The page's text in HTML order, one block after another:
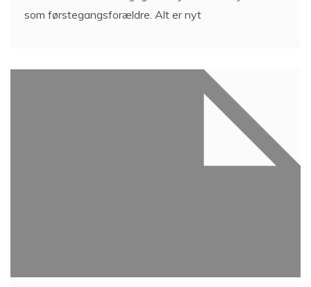
som førstegangsforældre. Alt er nyt